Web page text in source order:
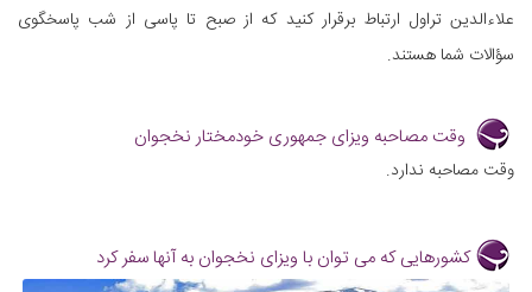
علاءالدین تراول ارتباط برقرار کنید که از صبح تا پاسی از شب پاسخگوی
سؤالات شما هستند.
وقت مصاحبه ویزای جمهوری خودمختار نخجوان
وقت مصاحبه ندارد.
کشورهایی که می توان با ویزای نخجوان به آنها سفر کرد